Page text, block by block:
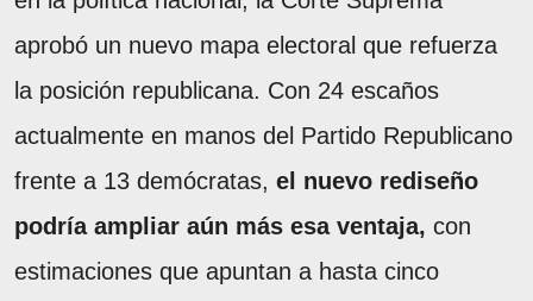
aprobó un nuevo mapa electoral que refuerza
la posición republicana. Con 24 escaños
actualmente en manos del Partido Republicano
frente a 13 demócratas, el nuevo rediseño
podría ampliar aún más esa ventaja, con
estimaciones que apuntan a hasta cinco